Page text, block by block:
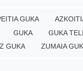
GUKA
GUKA GUKA
GUKA ZUMAIA